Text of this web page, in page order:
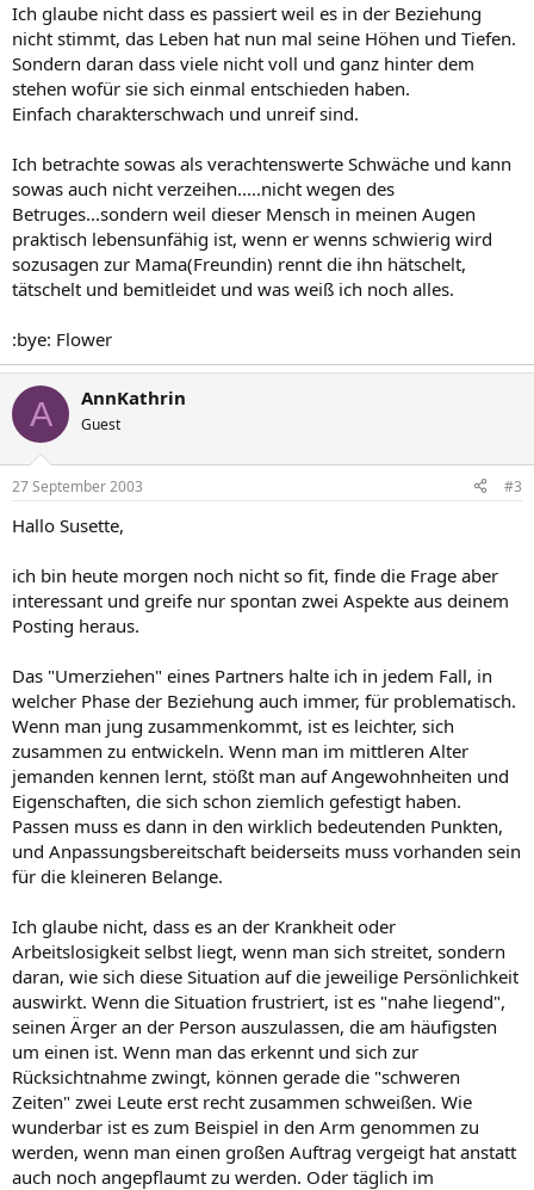
Ich glaube nicht dass es passiert weil es in der Beziehung
nicht stimmt, das Leben hat nun mal seine Höhen und Tiefen.
Sondern daran dass viele nicht voll und ganz hinter dem
stehen wofür sie sich einmal entschieden haben.
Einfach charakterschwach und unreif sind.
Ich betrachte sowas als verachtenswerte Schwäche und kann
sowas auch nicht verzeihen.....nicht wegen des
Betruges...sondern weil dieser Mensch in meinen Augen
praktisch lebensunfähig ist, wenn er wenns schwierig wird
sozusagen zur Mama(Freundin) rennt die ihn hätschelt,
tätschelt und bemitleidet und was weiß ich noch alles.
:bye: Flower
A AnnKathrin
Guest
27 September 2003 #3
Hallo Susette,
ich bin heute morgen noch nicht so fit, finde die Frage aber
interessant und greife nur spontan zwei Aspekte aus deinem
Posting heraus.
Das "Umerziehen" eines Partners halte ich in jedem Fall, in
welcher Phase der Beziehung auch immer, für problematisch.
Wenn man jung zusammenkommt, ist es leichter, sich
zusammen zu entwickeln. Wenn man im mittleren Alter
jemanden kennen lernt, stößt man auf Angewohnheiten und
Eigenschaften, die sich schon ziemlich gefestigt haben.
Passen muss es dann in den wirklich bedeutenden Punkten,
und Anpassungsbereitschaft beiderseits muss vorhanden sein
für die kleineren Belange.
Ich glaube nicht, dass es an der Krankheit oder
Arbeitslosigkeit selbst liegt, wenn man sich streitet, sondern
daran, wie sich diese Situation auf die jeweilige Persönlichkeit
auswirkt. Wenn die Situation frustriert, ist es "nahe liegend",
seinen Ärger an der Person auszulassen, die am häufigsten
um einen ist. Wenn man das erkennt und sich zur
Rücksichtnahme zwingt, können gerade die "schweren
Zeiten" zwei Leute erst recht zusammen schweißen. Wie
wunderbar ist es zum Beispiel in den Arm genommen zu
werden, wenn man einen großen Auftrag vergeigt hat anstatt
auch noch angepflaumt zu werden. Oder täglich im